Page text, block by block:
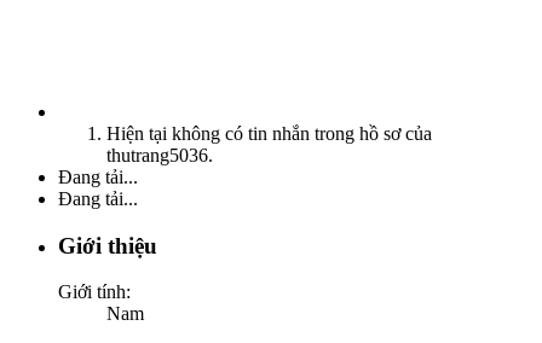
Hiện tại không có tin nhắn trong hồ sơ của
thutrang5036.
Đang tải...
Đang tải...
Giới thiệu
Giới tính:
Nam